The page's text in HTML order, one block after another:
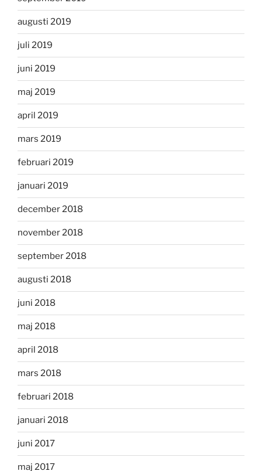
augusti 2019
juli 2019
juni 2019
maj 2019
april 2019
mars 2019
februari 2019
januari 2019
december 2018
november 2018
september 2018
augusti 2018
juni 2018
maj 2018
april 2018
mars 2018
februari 2018
januari 2018
juni 2017
maj 2017